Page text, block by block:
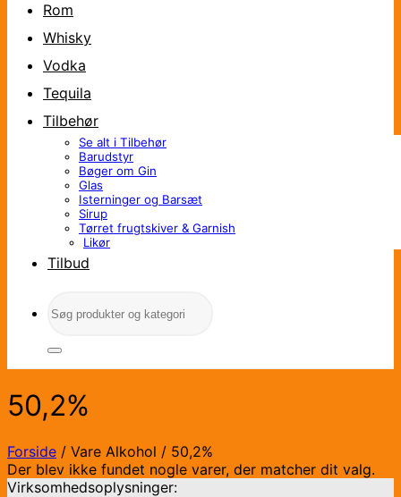
Rom
Whisky
Vodka
Tequila
Tilbehør
Se alt i Tilbehør
Barudstyr
Bøger om Gin
Glas
Isterninger og Barsæt
Sirup
Tørret frugtskiver & Garnish
Likør
Tilbud
efter:
50,2%
Forside / Vare Alkohol / 50,2%
Der blev ikke fundet nogle varer, der matcher dit valg.
Virksomhedsoplysninger: